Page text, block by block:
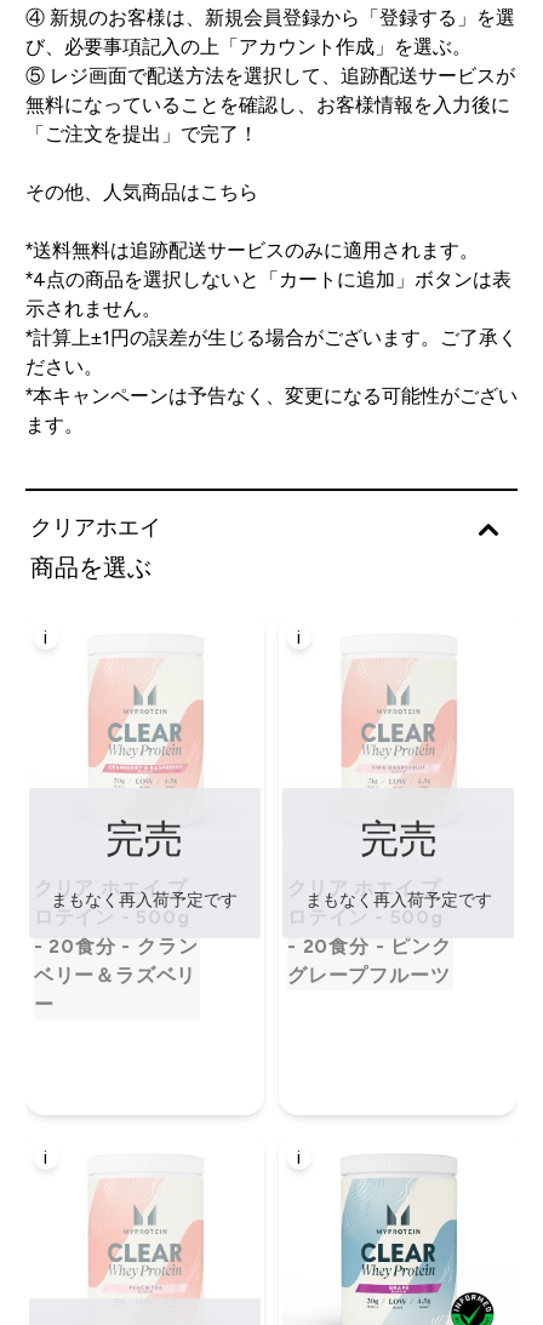
④ 新規のお客様は、新規会員登録から「登録する」を選
び、必要事項記入の上「アカウント作成」を選ぶ。
⑤ レジ画面で配送方法を選択して、追跡配送サービスが
無料になっていることを確認し、お客様情報を入力後に
「ご注文を提出」で完了！
その他、人気商品はこちら
*送料無料は追跡配送サービスのみに適用されます。
*4点の商品を選択しないと「カートに追加」ボタンは表
示されません。
*計算上±1円の誤差が生じる場合がございます。ご了承く
ださい。
*本キャンペーンは予告なく、変更になる可能性がござい
ます。
クリアホエイ
商品を選ぶ
i
クリア ホエイ プ
ロテイン - 500g
- 20食分 - クラン
ベリー＆ラズベリ
ー
完売
まもなく再入荷予定です
i
クリア ホエイ プ
ロテイン - 500g
- 20食分 - ピンク
グレープフルーツ
完売
まもなく再入荷予定です
i i